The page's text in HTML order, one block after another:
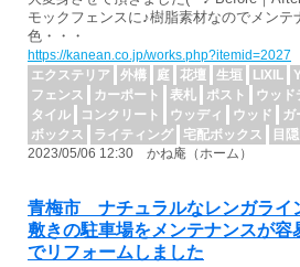
モックフェンスに♪樹脂素材なのでメンテ
色・・・
https://kanean.co.jp/works.php?itemid=2027
エクステリア
外構 庭 花壇 生垣 LIXIL
フェンス
カーポート 表札 ポスト ウッド
タイル
コンクリート ウッディ ウッド ガ
ボックス
ライティング 宅配ボックス 目
2023/05/06 12:30 かね庵（ホーム）
青梅市 ナチュラルなレンガライ
敷きの駐車場をメンテナンスが容
でリフォームしました